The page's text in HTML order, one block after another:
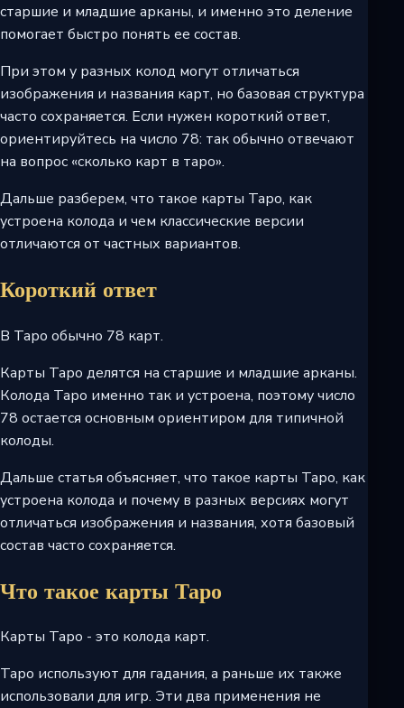
старшие и младшие арканы, и именно это деление
помогает быстро понять ее состав.
При этом у разных колод могут отличаться
изображения и названия карт, но базовая структура
часто сохраняется. Если нужен короткий ответ,
ориентируйтесь на число 78: так обычно отвечают
на вопрос «сколько карт в таро».
Дальше разберем, что такое карты Таро, как
устроена колода и чем классические версии
отличаются от частных вариантов.
Короткий ответ
В Таро обычно 78 карт.
Карты Таро делятся на старшие и младшие арканы.
Колода Таро именно так и устроена, поэтому число
78 остается основным ориентиром для типичной
колоды.
Дальше статья объясняет, что такое карты Таро, как
устроена колода и почему в разных версиях могут
отличаться изображения и названия, хотя базовый
состав часто сохраняется.
Что такое карты Таро
Карты Таро - это колода карт.
Таро используют для гадания, а раньше их также
использовали для игр. Эти два применения не